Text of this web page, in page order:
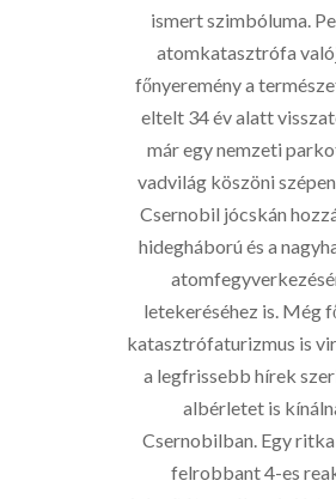
ismert szimbóluma.
atomkatasztrófa
főnyeremény a
eltelt 34 év alatt
már egy nemzeti
vadvilág köszöni
Csernobil jócskán
hidegháború és a
letekeréséhez is. Még
katasztrófaturizmus is
a legfrissebb hírek
albérletet is
Csernobilban. Egy
felrobbant 4-es